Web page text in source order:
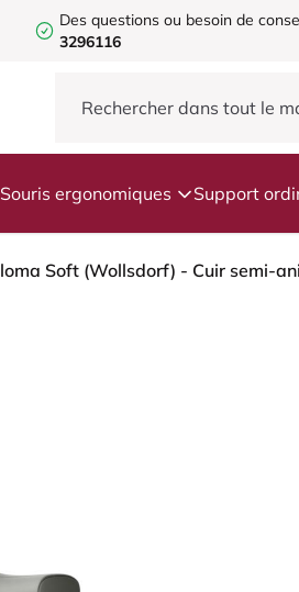
Des questions ou besoin de
3296116
Souris ergonomiques Support